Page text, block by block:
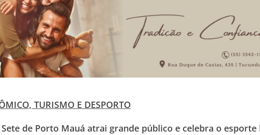
TURISMO E DESPORTO
de Porto Mauá atrai grande público e celebra o esporte